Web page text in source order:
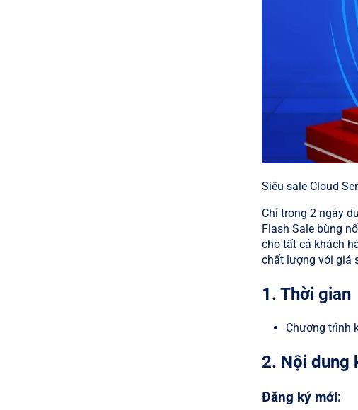
Siêu sale Cloud
Chỉ trong 2 ngày
Flash Sale bùng
cho tất cả khách
chất lượng với giá
1. Thời gian
Chương trình
2. Nội dung
Đăng ký mới: